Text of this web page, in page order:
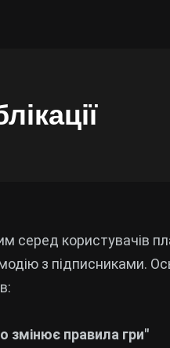
серед користувачів
з підписниками.
змінює правила гри"